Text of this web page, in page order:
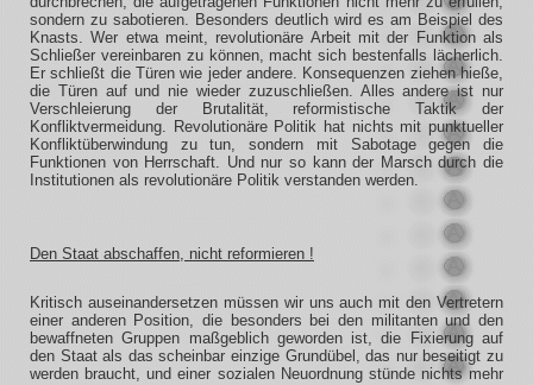
sondern zu sabotieren. Besonders deutlich wird es am Beispiel des
Knasts. Wer etwa meint, revolutionäre Arbeit mit der Funktion als
Schließer vereinbaren zu können, macht sich bestenfalls lächerlich.
Er schließt die Türen wie jeder andere. Konsequenzen ziehen hieße,
die Türen auf und nie wieder zuzuschließen. Alles andere ist nur
Verschleierung der Brutalität, reformistische Taktik der
Konfliktvermeidung. Revolutionäre Politik hat nichts mit punktueller
Konfliktüberwindung zu tun, sondern mit Sabotage gegen die
Funktionen von Herrschaft. Und nur so kann der Marsch durch die
Institutionen als revolutionäre Politik verstanden werden.
Den Staat abschaffen, nicht reformieren !
Kritisch auseinandersetzen müssen wir uns auch mit den Vertretern
einer anderen Position, die besonders bei den militanten und den
bewaffneten Gruppen maßgeblich geworden ist, die Fixierung auf
den Staat als das scheinbar einzige Grundübel, das nur beseitigt zu
werden braucht, und einer sozialen Neuordnung stünde nichts mehr